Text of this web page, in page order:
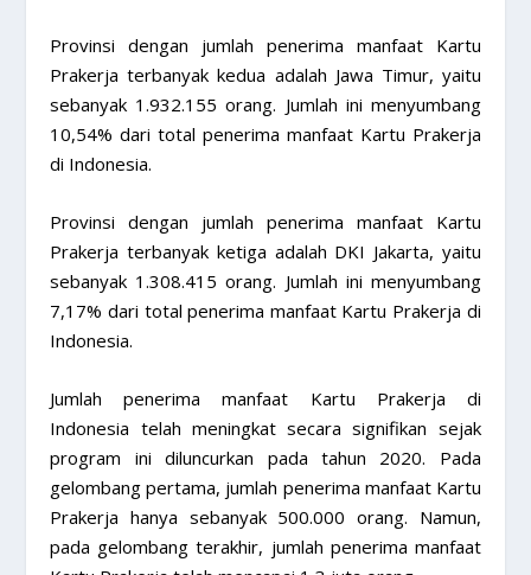
Provinsi dengan jumlah penerima manfaat Kartu
Prakerja terbanyak kedua adalah Jawa Timur, yaitu
sebanyak 1.932.155 orang. Jumlah ini menyumbang
10,54% dari total penerima manfaat Kartu Prakerja
di Indonesia.
Provinsi dengan jumlah penerima manfaat Kartu
Prakerja terbanyak ketiga adalah DKI Jakarta, yaitu
sebanyak 1.308.415 orang. Jumlah ini menyumbang
7,17% dari total penerima manfaat Kartu Prakerja di
Indonesia.
Jumlah penerima manfaat Kartu Prakerja di
Indonesia telah meningkat secara signifikan sejak
program ini diluncurkan pada tahun 2020. Pada
gelombang pertama, jumlah penerima manfaat Kartu
Prakerja hanya sebanyak 500.000 orang. Namun,
pada gelombang terakhir, jumlah penerima manfaat